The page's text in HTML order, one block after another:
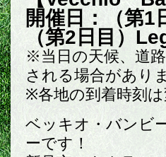
開催日：（第
（第2日目）
※当日の天候、道
される場合があり
※各地の到着時刻
ベッキオ・バンビ
ーです！